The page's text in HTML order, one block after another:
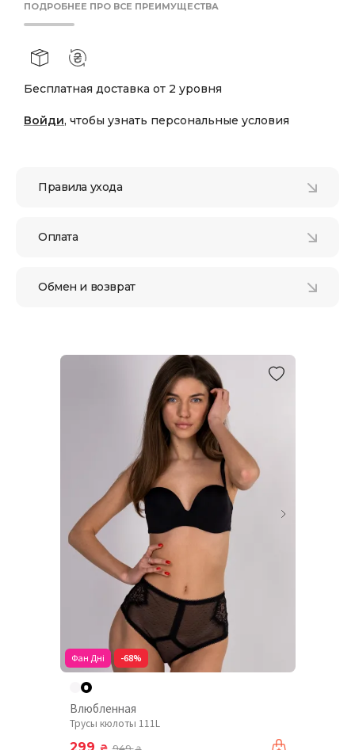
ПОДРОБНЕЕ ПРО ВСЕ ПРЕИМУЩЕСТВА
Бесплатная доставка от 2 уровня
Войди, чтобы узнать персональные условия
Правила ухода
Оплата
Обмен и возврат
Фан Дні -68%
Влюбленная
Трусы кюлоты 111L
299